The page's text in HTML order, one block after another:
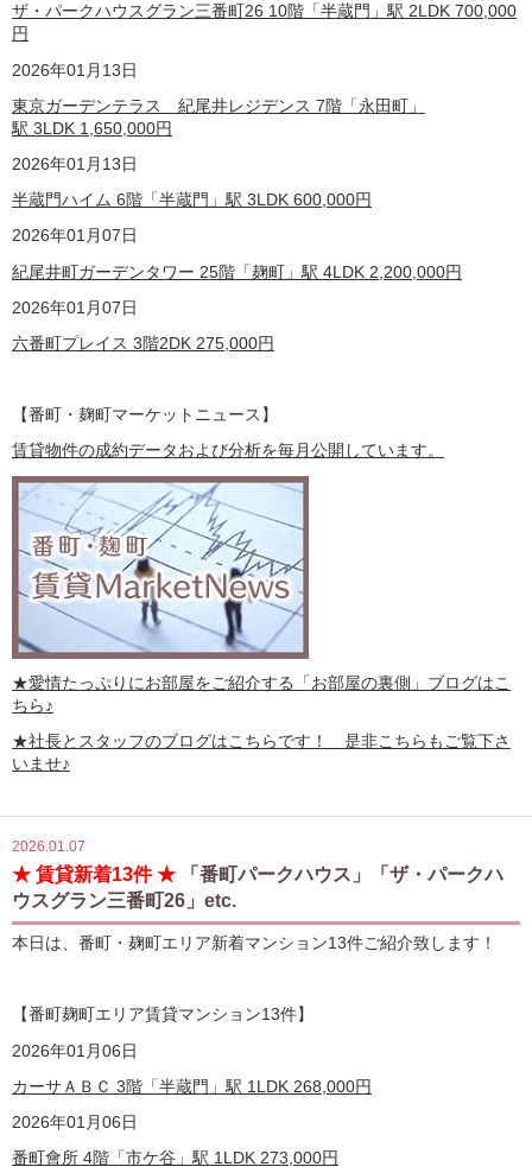
ザ・パークハウスグラン三番町26 10階「半蔵門」駅 2LDK 700,000
円
2026年01月13日
東京ガーデンテラス 紀尾井レジデンス 7階「永田町」
駅 3LDK 1,650,000円
2026年01月13日
半蔵門ハイム 6階「半蔵門」駅 3LDK 600,000円
2026年01月07日
紀尾井町ガーデンタワー 25階「麹町」駅 4LDK 2,200,000円
2026年01月07日
六番町プレイス 3階2DK 275,000円
【番町・麹町マーケットニュース】
賃貸物件の成約データおよび分析を毎月公開しています。
★愛情たっぷりにお部屋をご紹介する 「お部屋の裏側」 ブログはこ
ちら♪
★社長とスタッフのブログはこちらです！ 是非こちらもご覧下さ
いませ♪
2026.01.07
★ 賃貸新着13件 ★
「番町パークハウス」「ザ・パークハ
ウスグラン三番町26」etc.
本日は、番町・麹町エリア新着マンション13件ご紹介致します！
【番町麹町エリア賃貸マンション13件】
2026年01月06日
カーサＡＢＣ 3階「半蔵門」駅 1LDK 268,000円
2026年01月06日
番町會所 4階「市ケ谷」駅 1LDK 273,000円